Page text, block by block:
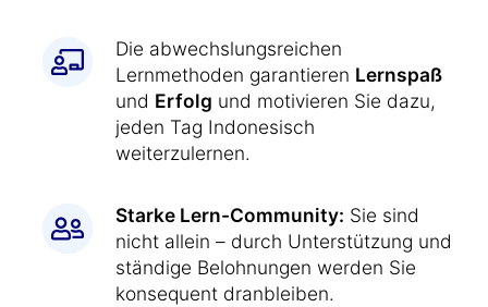
Die abwechslungsreichen
Lernmethoden garantieren Lernspaß
und Erfolg und motivieren Sie dazu,
jeden Tag Indonesisch
weiterzulernen.
Starke Lern-Community: Sie sind
nicht allein – durch Unterstützung und
ständige Belohnungen werden Sie
konsequent dranbleiben.